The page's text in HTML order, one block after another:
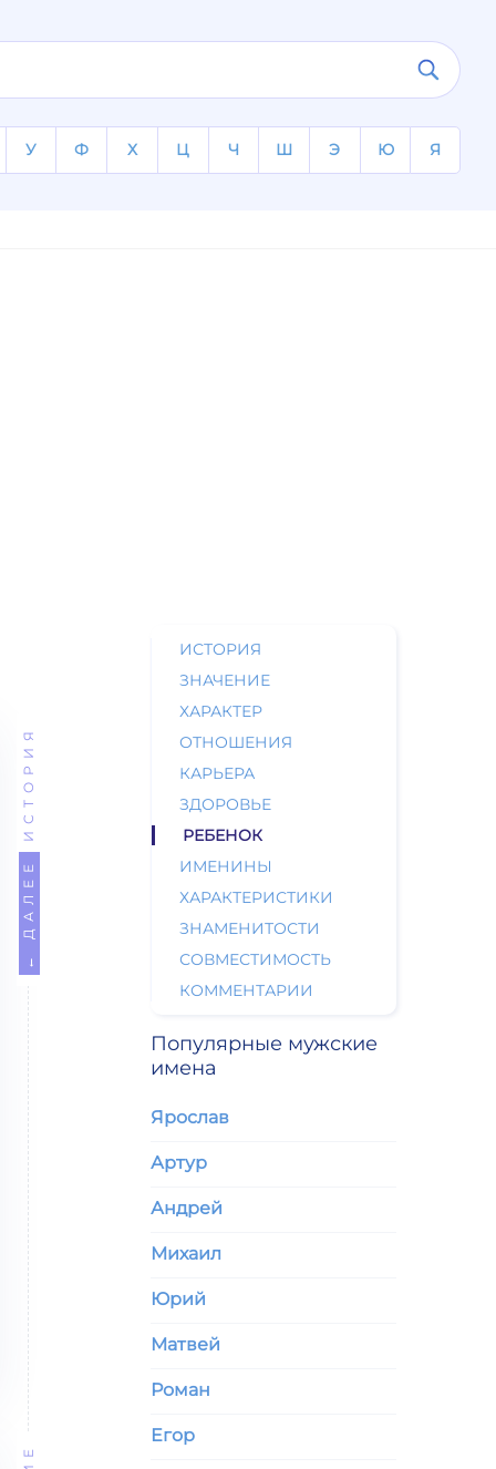
У Ф Х Ц Ч Ш Э Ю Я
← ДАЛЕЕ
ИСТОРИЯ
ИСТОРИЯ
ЗНАЧЕНИЕ
ХАРАКТЕР
ОТНОШЕНИЯ
КАРЬЕРА
ЗДОРОВЬЕ
РЕБЕНОК
ИМЕНИНЫ
ХАРАКТЕРИСТИКИ
ЗНАМЕНИТОСТИ
СОВМЕСТИМОСТЬ
КОММЕНТАРИИ
Популярные мужские
имена
Ярослав
Артур
Андрей
Михаил
Юрий
Матвей
Роман
Егор